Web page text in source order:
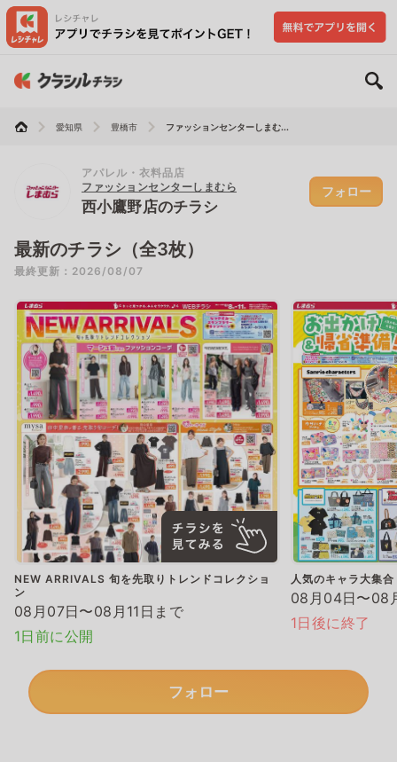
愛知県 豊橋市 ファッションセンターしまむ...
アパレル・衣料品店
ファッションセンターしまむら
西小鷹野店のチラシ
フォロー
最新のチラシ（全3枚）
最終更新：2026/08/07
NEW ARRIVALS 旬を先取りトレンドコレクショ
ン
08月07日〜08月11日まで
1日前に公開
人気のキャラ大集
08月04日〜08
1日後に終了
フォロー